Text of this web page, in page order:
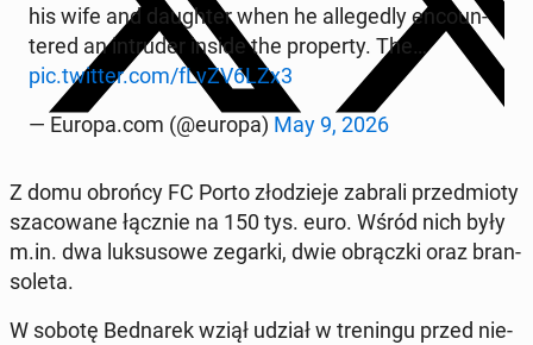
his wife and dau­gh­ter when he al­le­ge­dly en­co­un­
te­red an in­tru­der inside the pro­per­ty. The…
pic.twitter.com/fLvZV6LZx3
— Europa.com (@europa) May 9, 2026
Z domu obrońcy FC Porto zło­dzie­je zabrali przed­mio­ty
sza­co­wa­ne łącznie na 150 tys. euro. Wśród nich były
m.in. dwa luk­su­so­we zegarki, dwie ob­rącz­ki oraz bran­
so­le­ta.
W sobotę Bed­na­rek wziął udział w tre­nin­gu przed nie­